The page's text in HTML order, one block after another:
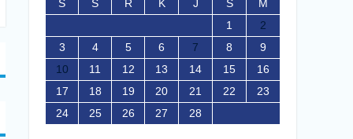
S S R K J S
M
1
2
3
4 5 6 7 8
9
10
11 12 13 14 15
16
17
18 19 20 21 22
23
24
25 26 27 28